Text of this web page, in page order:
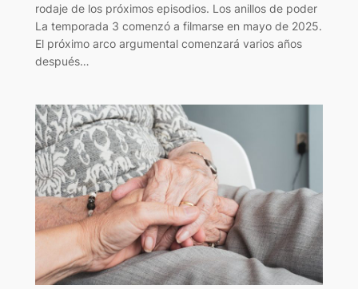
rodaje de los próximos episodios. Los anillos de poder
La temporada 3 comenzó a filmarse en mayo de 2025.
El próximo arco argumental comenzará varios años
después…